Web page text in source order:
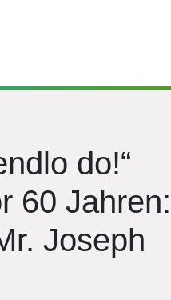
do!“
60
Joseph